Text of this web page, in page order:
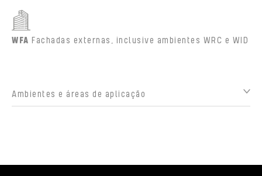
WFA Fachadas externas, inclusive ambientes WRC e WID
Ambientes e áreas de aplicação